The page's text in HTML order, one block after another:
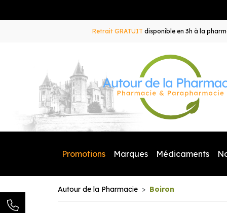
Retrait GRATUIT disponible en 3h à la
Promotions Marques Médicaments
Autour de la Pharmacie Boiron